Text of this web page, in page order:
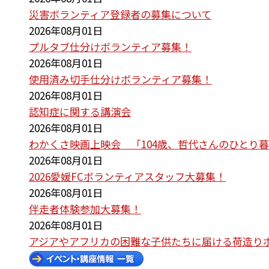
災害ボランティア登録者の募集について
2026年08月01日
プルタブ仕分けボランティア募集！
2026年08月01日
使用済み切手仕分けボランティア募集！
2026年08月01日
認知症に関する講演会
2026年08月01日
わかくさ映画上映会 「104歳、哲代さんのひとり暮
2026年08月01日
2026愛媛FCボランティアスタッフ大募集！
2026年08月01日
伴走者体験参加大募集！
2026年08月01日
アジアやアフリカの困難な子供たちに届ける荷造り